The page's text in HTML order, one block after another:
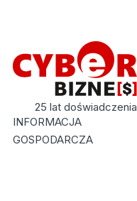
25 lat doświadczenia
INFORMACJA
GOSPODARCZA